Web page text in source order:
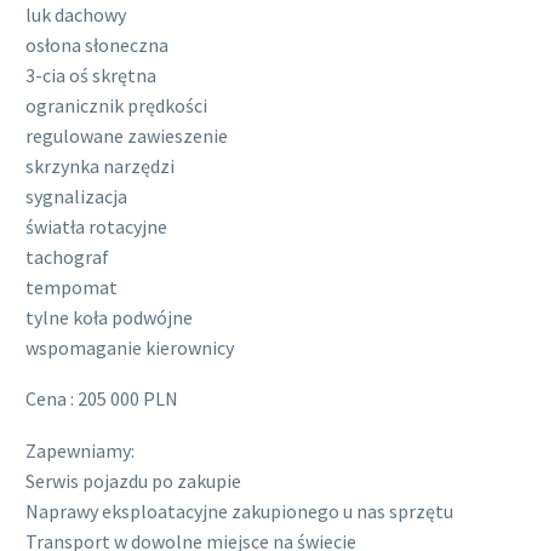
luk dachowy
osłona słoneczna
3-cia oś skrętna
ogranicznik prędkości
regulowane zawieszenie
skrzynka narzędzi
sygnalizacja
światła rotacyjne
tachograf
tempomat
tylne koła podwójne
wspomaganie kierownicy
Cena : 205 000 PLN
Zapewniamy:
Serwis pojazdu po zakupie
Naprawy eksploatacyjne zakupionego u nas sprzętu
Transport w dowolne miejsce na świecie